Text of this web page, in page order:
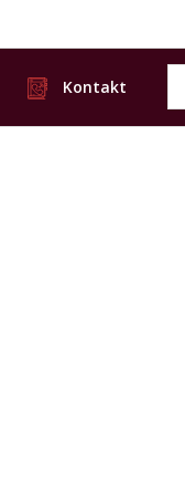
Kontakt